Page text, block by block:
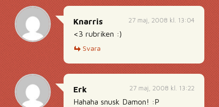
27 maj, 2008 kl. 13:04
Knarris
<3 rubriken :)
Svara
27 maj, 2008 kl. 13:22
Erk
Hahaha snusk Damon! :P